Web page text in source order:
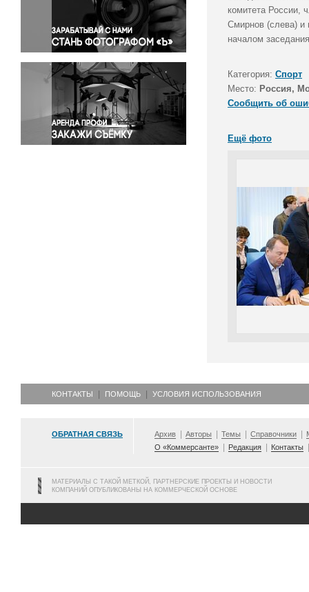
Правосудие
Происшествия и конфликты
Религия
Светская жизнь
Спорт
Экология
Экономика и бизнес
комитета России,
Смирнов (слева) и
началом
Категория: Спорт
Место: Россия,
Сообщить об
Ещё фото
КОНТАКТЫ ПОМОЩЬ УСЛОВИЯ ИСПОЛЬЗОВАНИЯ
ОБРАТНАЯ СВЯЗЬ Архив Авторы Темы Справочники
О «Коммерсанте»
Редакция Контакты
МАТЕРИАЛЫ С ТАКОЙ МЕТКОЙ, ПАРТНЕРСКИЕ ПРОЕКТЫ И НОВОСТИ
КОМПАНИЙ ОПУБЛИКОВАНЫ НА КОММЕРЧЕСКОЙ ОСНОВЕ